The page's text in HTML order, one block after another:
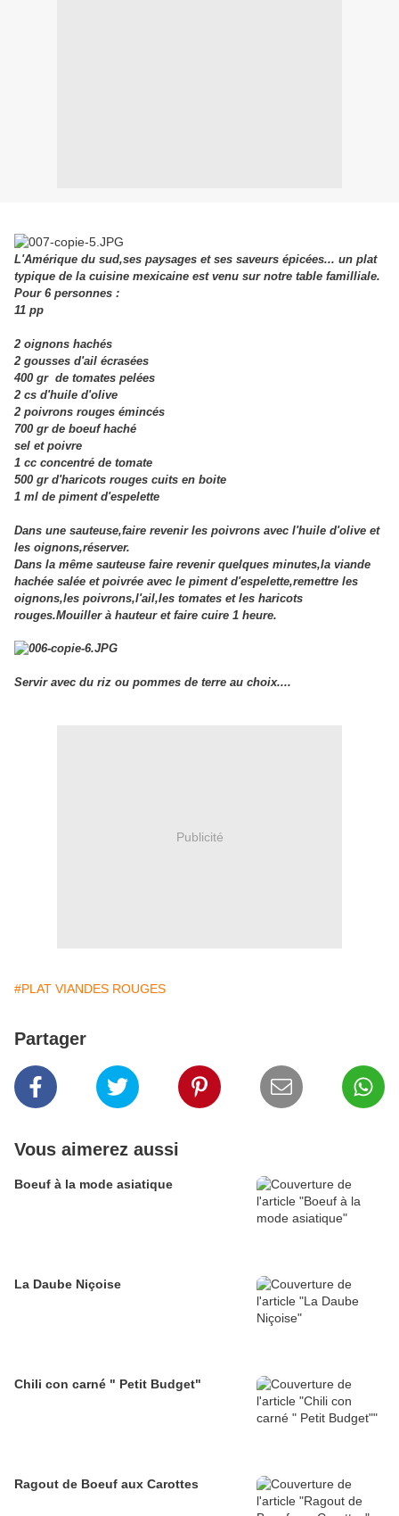
L'Amérique du sud,ses paysages et ses saveurs épicées... un plat
typique de la cuisine mexicaine est venu sur notre table familliale.
Pour 6 personnes :
11 pp
2 oignons hachés
2 gousses d'ail écrasées
400 gr de tomates pelées
2 cs d'huile d'olive
2 poivrons rouges émincés
700 gr de boeuf haché
sel et poivre
1 cc concentré de tomate
500 gr d'haricots rouges cuits en boite
1 ml de piment d'espelette
Dans une sauteuse,faire revenir les poivrons avec l'huile d'olive et
les oignons,réserver.
Dans la même sauteuse faire revenir quelques minutes,la viande
hachée salée et poivrée avec le piment d'espelette,remettre les
oignons,les poivrons,l'ail,les tomates et les haricots
rouges.Mouiller à hauteur et faire cuire 1 heure.
Servir avec du riz ou pommes de terre au choix....
Publicité
#PLAT VIANDES ROUGES
Partager
Vous aimerez aussi
Boeuf à la mode asiatique
La Daube Niçoise
Chili con carné " Petit Budget"
Ragout de Boeuf aux Carottes